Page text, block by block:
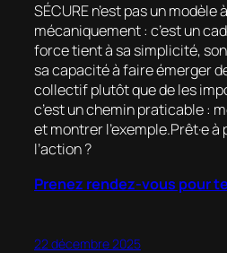
SÉCURE n’est pas un modèle
mécaniquement : c’est un
force tient à sa simplicité,
sa capacité à faire émerger
collectif plutôt que de les
c’est un chemin praticable :
et montrer l’exemple.Prêt·e à
l’action ?
Prenez rendez-vous pour
22 décembre 2025